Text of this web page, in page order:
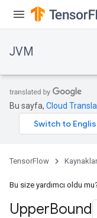
JVM
Bu sayfa, Cloud
TensorFlow Kaynaklar
Bu size yardımcı oldu
UpperBound